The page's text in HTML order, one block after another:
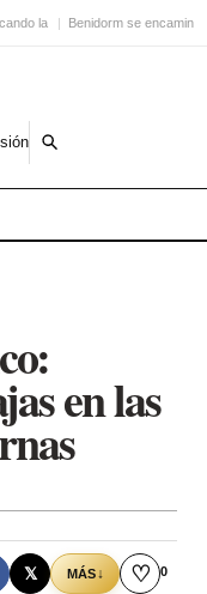
la Benidorm se encamina
en las
𝕏 MÁS↓ ♡ 0